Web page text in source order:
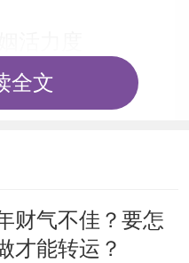
都会有自己的想
爱、温馨、沉深
绿色、深蓝色
才是最适宜夫妻
全文
财气不佳？要怎
才能转运？